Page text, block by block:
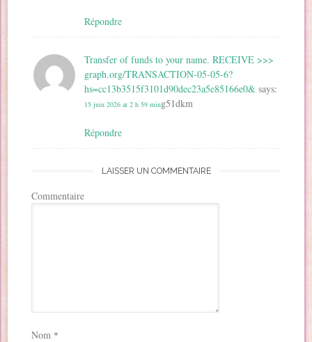
Répondre
Transfer of funds to your name. RECEIVE >>>
graph.org/TRANSACTION-05-05-6?
hs=cc13b3515f3101d90dec23a5e85166e0& says:
15 juin 2026 at 2 h 59 ming51dkm
Répondre
LAISSER UN COMMENTAIRE
Commentaire
Nom *